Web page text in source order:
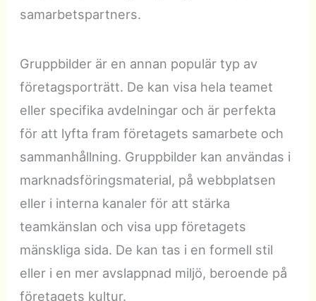
samarbetspartners.
Gruppbilder är en annan populär typ av
företagsporträtt. De kan visa hela teamet
eller specifika avdelningar och är perfekta
för att lyfta fram företagets samarbete och
sammanhållning. Gruppbilder kan användas i
marknadsföringsmaterial, på webbplatsen
eller i interna kanaler för att stärka
teamkänslan och visa upp företagets
mänskliga sida. De kan tas i en formell stil
eller i en mer avslappnad miljö, beroende på
företagets kultur.